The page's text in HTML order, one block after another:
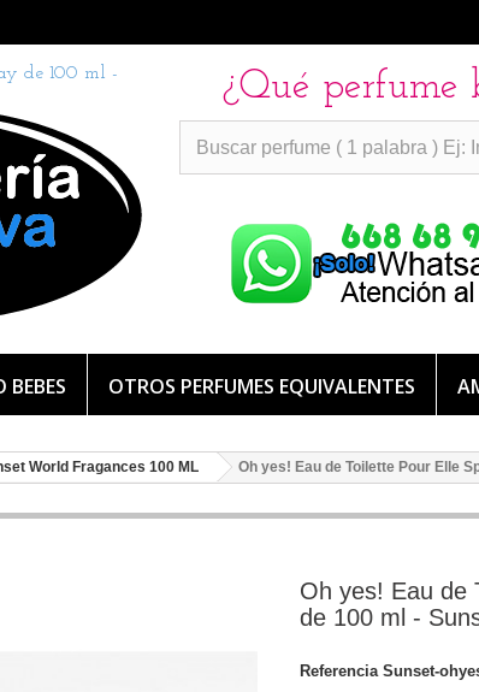
de 100 ml -
¿Qué perfume
BEBES OTROS PERFUMES EQUIVALENTES
World Fragances 100 ML Oh yes! Eau de Toilette Pour Elle
Oh yes! Eau de
de 100 ml -
Referencia Sunset-